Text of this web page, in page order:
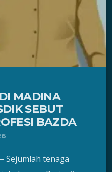
MADINA
SEBUT
BAZDA
Sejumlah tenaga